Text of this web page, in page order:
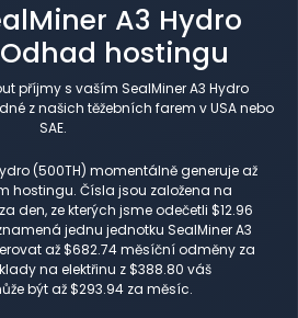
A3 Hydro
hostingu
příjmy s vaším SealMiner A3 Hydro
z našich těžebních farem v USA nebo
SAE.
(500TH) momentálně generuje až
hostingu. Čísla jsou založena na
den, ze kterých jsme odečetli $12.96
jednu jednotku SealMiner A3
až $682.74 měsíční odměny za
na elektřinu z $388.80 váš
být až $293.94 za měsíc.